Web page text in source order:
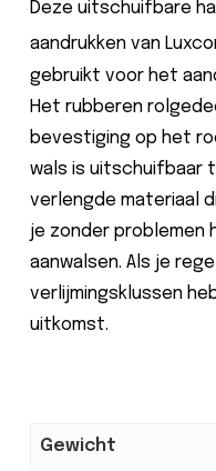
Deze uitschuifbare
aandrukken van
gebruikt voor het
Het rubberen
bevestiging op het
wals is uitschuifbaar
verlengde materiaal
je zonder problemen
aanwalsen. Als je
verlijmingsklussen
uitkomst.
Gewicht